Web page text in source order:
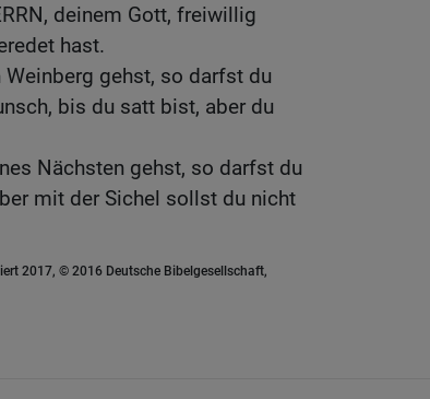
deinem Gott, freiwillig
hast.
gehst, so darfst du
bis du satt bist, aber du
Nächsten gehst, so darfst du
mit der Sichel sollst du nicht
2017, © 2016 Deutsche Bibelgesellschaft,